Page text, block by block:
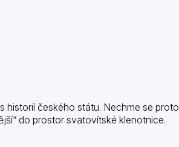
českého státu. Nechme se proto
do prostor svatovítské klenotnice.